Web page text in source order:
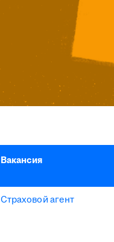
Вакансия
Страховой агент